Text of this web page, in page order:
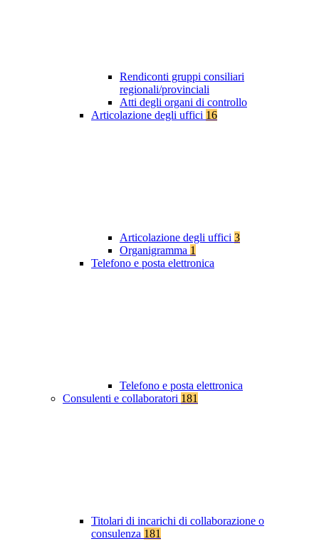
Rendiconti gruppi consiliari
regionali/provinciali
Atti degli organi di controllo
Articolazione degli uffici 16
Articolazione degli uffici 3
Organigramma 1
Telefono e posta elettronica
Telefono e posta elettronica
Consulenti e collaboratori 181
Titolari di incarichi di collaborazione o
consulenza 181